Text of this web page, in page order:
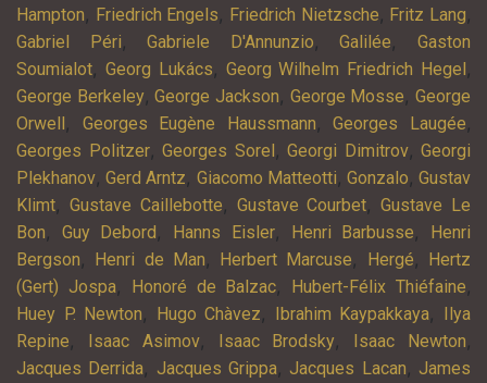
Hampton, Friedrich Engels, Friedrich Nietzsche, Fritz Lang,
Gabriel Péri,Gabriele D'Annunzio,Galilée,Gaston
Soumialot, Georg Lukács, Georg Wilhelm Friedrich Hegel ,
George Berkeley,George Jackson, George Mosse,George
Orwell , Georges Eugène Haussmann,Georges Laugée,
Georges Politzer, Georges Sorel , Georgi Dimitrov, Georgi
Plekhanov,Gerd Arntz, Giacomo Matteotti, Gonzalo,Gustav
Klimt, Gustave Caillebotte, Gustave Courbet,Gustave Le
Bon, Guy Debord , Hanns Eisler, Henri Barbusse,
Henri
Bergson, Henri de Man, Herbert Marcuse, Hergé,
Hertz
(Gert) Jospa, Honoré de Balzac, Hubert-Félix Thiéfaine,
Huey P. Newton, Hugo Chàvez, Ibrahim Kaypakkaya,
Ilya
Repine, Isaac Asimov, Isaac Brodsky, Isaac Newton,
Jacques Derrida, Jacques Grippa, Jacques Lacan, James